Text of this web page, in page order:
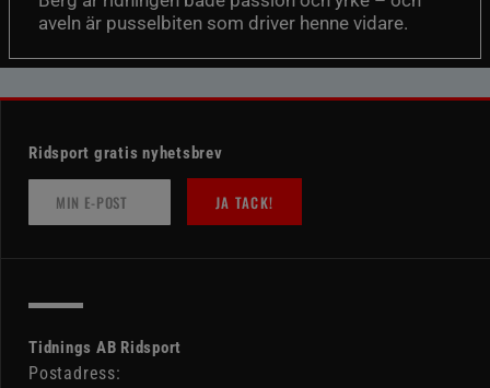
aveln är pusselbiten som driver henne vidare.
Ridsport gratis nyhetsbrev
JA TACK!
Tidnings AB Ridsport
Postadress: